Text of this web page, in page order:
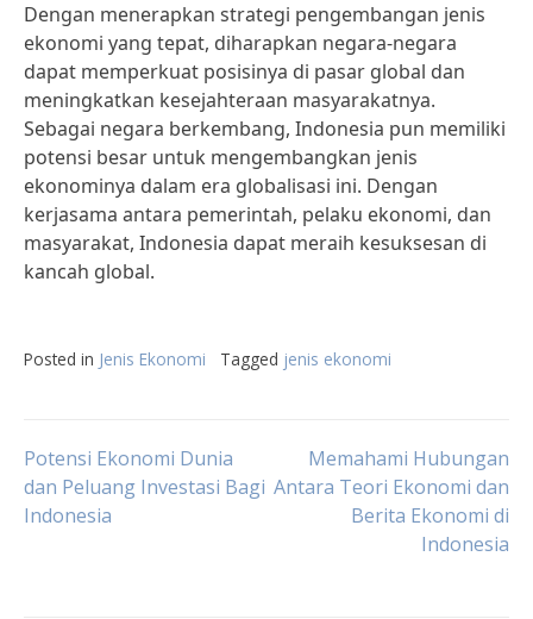
Dengan menerapkan strategi pengembangan jenis
ekonomi yang tepat, diharapkan negara-negara
dapat memperkuat posisinya di pasar global dan
meningkatkan kesejahteraan masyarakatnya.
Sebagai negara berkembang, Indonesia pun memiliki
potensi besar untuk mengembangkan jenis
ekonominya dalam era globalisasi ini. Dengan
kerjasama antara pemerintah, pelaku ekonomi, dan
masyarakat, Indonesia dapat meraih kesuksesan di
kancah global.
Posted in Jenis Ekonomi Tagged jenis ekonomi
Post
navigation
Potensi Ekonomi Dunia
dan Peluang Investasi Bagi
Indonesia
Memahami Hubungan
Antara Teori Ekonomi dan
Berita Ekonomi di
Indonesia